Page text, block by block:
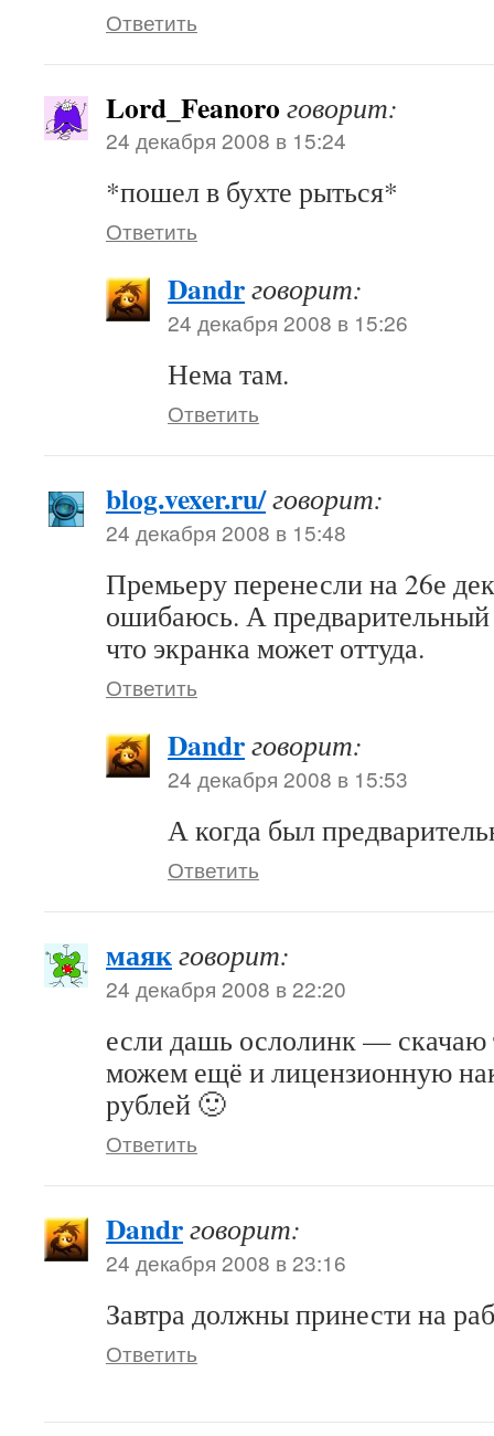
Ответить
Lord_Feanoro говорит:
24 декабря 2008 в 15:24
*пошел в бухте рыться*
Ответить
Dandrговорит:
24 декабря 2008 в 15:26
Нема там.
Ответить
blog.vexer.ru/говорит:
24 декабря 2008 в 15:48
Премьеру перенесли на 26е
ошибаюсь. А
что экранка может оттуда.
Ответить
Dandrговорит:
24 декабря 2008 в 15:53
А когда был
Ответить
маякговорит:
24 декабря 2008 в 22:20
если дашь ослолинк — скачаю
можем ещё и лицензионную
рублей 🙂
Ответить
Dandrговорит:
24 декабря 2008 в 23:16
Завтра должны принести на
Ответить